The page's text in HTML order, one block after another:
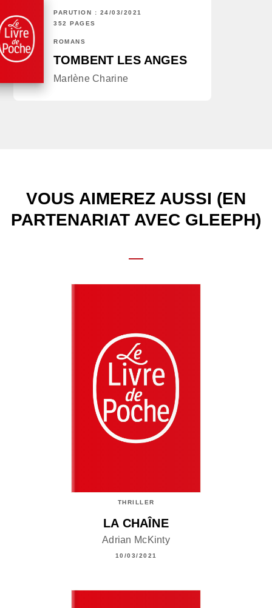
PARUTION : 24/03/2021
352 PAGES
ROMANS
TOMBENT LES ANGES
Marlène Charine
VOUS AIMEREZ AUSSI (EN
PARTENARIAT AVEC GLEEPH)
THRILLER
LA CHAÎNE
Adrian McKinty
10/03/2021